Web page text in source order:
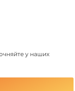
у наших